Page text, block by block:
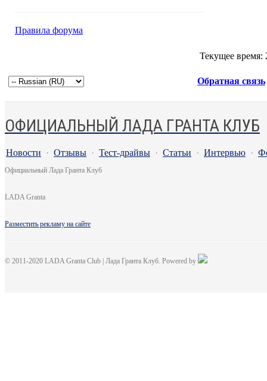
Правила форума
Текущее время:
Обратная связь
ОФИЦИАЛЬНЫЙ ЛАДА ГРАНТА КЛУБ
Новости · Отзывы · Тест-драйвы · Статьи · Интервью ·
Официальный Лада Гранта Клуб
LADA Granta
Разместить рекламу на сайте
© 2011-2020 LADA Granta Club | Лада Гранта Клуб. Powered by